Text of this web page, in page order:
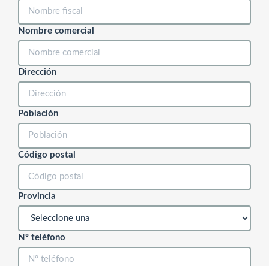
Nombre comercial
Dirección
Población
Código postal
Provincia
Nº teléfono